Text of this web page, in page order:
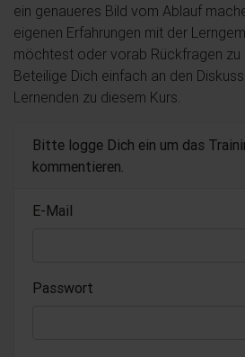
ein genaueres Bild vom Ablauf
eigenen Erfahrungen mit der
möchtest oder vorab Rückfragen zu
Beteilige Dich einfach an den
Lernenden zu diesem Kurs.
Bitte logge Dich ein um das
kommentieren.
E-Mail
Passwort